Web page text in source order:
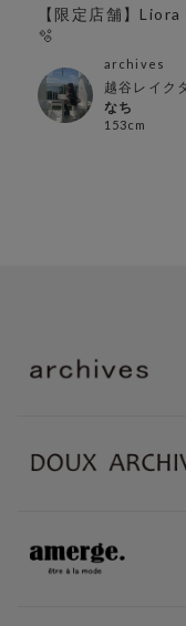
【限定店舗】Liora
🫧
archives
越谷レイク
なち
153cm